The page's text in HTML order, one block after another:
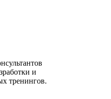
и
тренингов.